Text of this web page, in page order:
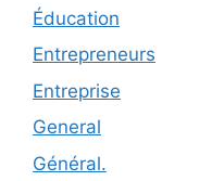
Éducation
Entrepreneurs
Entreprise
General
Général.